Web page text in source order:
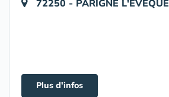
72250 - PARIGNE L'EVEQUE
Plus d'infos